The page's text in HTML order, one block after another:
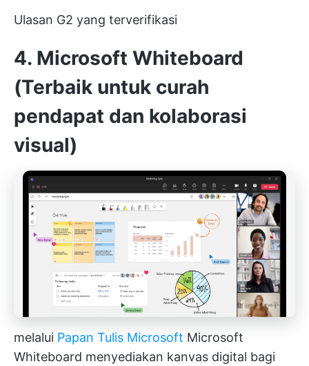
Ulasan G2 yang terverifikasi
4. Microsoft Whiteboard
(Terbaik untuk curah
pendapat dan kolaborasi
visual)
melalui Papan Tulis Microsoft Microsoft
Whiteboard menyediakan kanvas digital bagi